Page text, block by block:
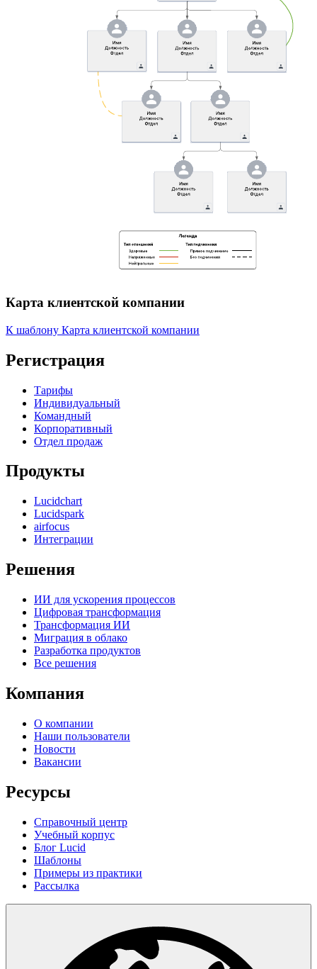
Карта клиентской компании
К шаблону Карта клиентской компании
Регистрация
Тарифы
Индивидуальный
Командный
Корпоративный
Отдел продаж
Продукты
Lucidchart
Lucidspark
airfocus
Интеграции
Решения
ИИ для ускорения процессов
Цифровая трансформация
Трансформация ИИ
Миграция в облако
Разработка продуктов
Все решения
Компания
О компании
Наши пользователи
Новости
Вакансии
Ресурсы
Справочный центр
Учебный корпус
Блог Lucid
Шаблоны
Примеры из практики
Рассылка